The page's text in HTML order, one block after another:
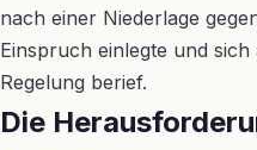
nach einer Niederlage
Einspruch einlegte und
Regelung berief.
Die